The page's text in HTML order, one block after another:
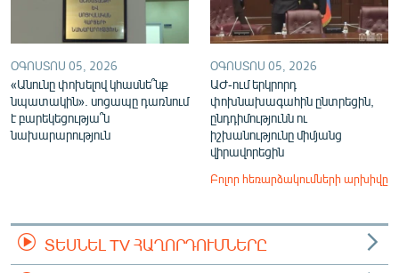
ՕԳՈՍՏՈՍ 05, 2026
«Անունը փոխելով կհասնե՞նք
նպատակին». սոցապը դառնում
է բարեկեցությա՞ն
նախարարություն
ՕԳՈՍՏՈՍ 05, 2026
ԱԺ-ում երկրորդ
փոխնախագահին ընտրեցին,
ընդդիմությունն ու
իշխանությունը միմյանց
վիրավորեցին
Բոլոր հեռարձակումների արխիվը
ՏԵՍՆԵԼ TV ՀԱՂՈՐԴՈՒՄՆԵՐԸ